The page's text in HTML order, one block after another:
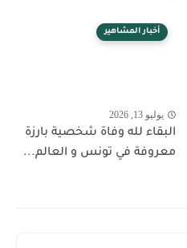
أخبار المشاهير
يوليو 13, 2026
البقاء لله وفاة شخصية بارزة
معروفة في تونس و العالم...